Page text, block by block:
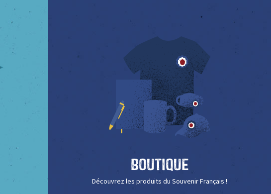
Boutique
Découvrez les produits du Souvenir Français !